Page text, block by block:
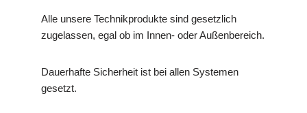
Alle unsere Technikprodukte sind gesetzlich
zugelassen, egal ob im Innen- oder Außenbereich.
Dauerhafte Sicherheit ist bei allen Systemen
gesetzt.